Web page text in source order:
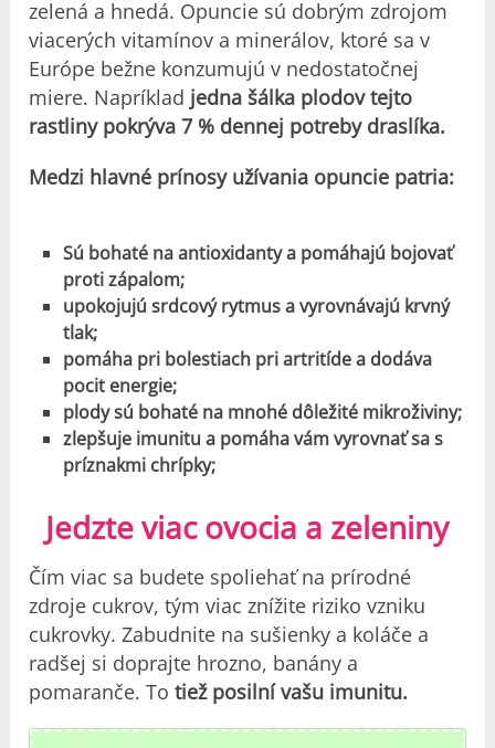
zelená a hnedá. Opuncie sú dobrým zdrojom
viacerých vitamínov a minerálov, ktoré sa v
Európe bežne konzumujú v nedostatočnej
miere. Napríklad jedna šálka plodov tejto
rastliny pokrýva 7 % dennej potreby draslíka.
Medzi hlavné prínosy užívania opuncie patria:
Sú bohaté na antioxidanty a pomáhajú bojovať
proti zápalom;
upokojujú srdcový rytmus a vyrovnávajú krvný
tlak;
pomáha pri bolestiach pri artritíde a dodáva
pocit energie;
plody sú bohaté na mnohé dôležité mikroživiny;
zlepšuje imunitu a pomáha vám vyrovnať sa s
príznakmi chrípky;
Jedzte viac ovocia a zeleniny
Čím viac sa budete spoliehať na prírodné
zdroje cukrov, tým viac znížite riziko vzniku
cukrovky. Zabudnite na sušienky a koláče a
radšej si doprajte hrozno, banány a
pomaranče. Totiež posilní vašu imunitu.